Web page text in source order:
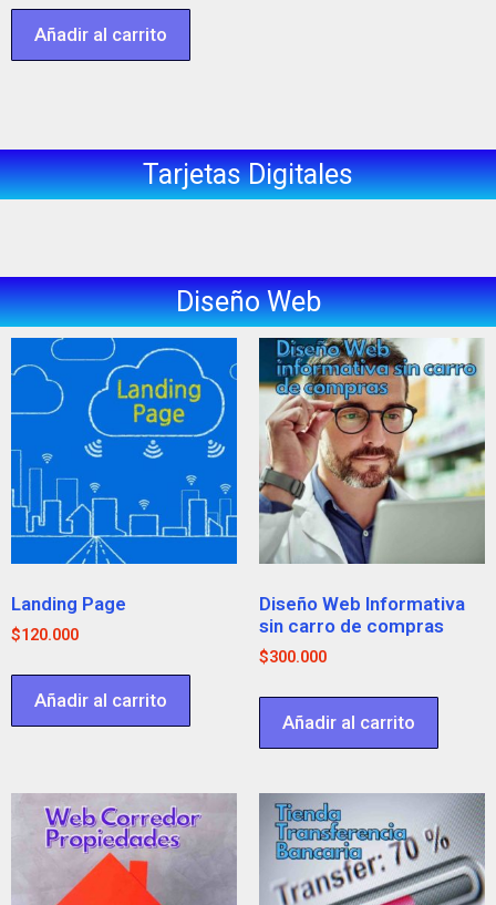
Añadir al carrito
Tarjetas Digitales
Diseño Web
Landing Page
$120.000
Añadir al carrito
Diseño Web Informativa
sin carro de compras
$300.000
Añadir al carrito